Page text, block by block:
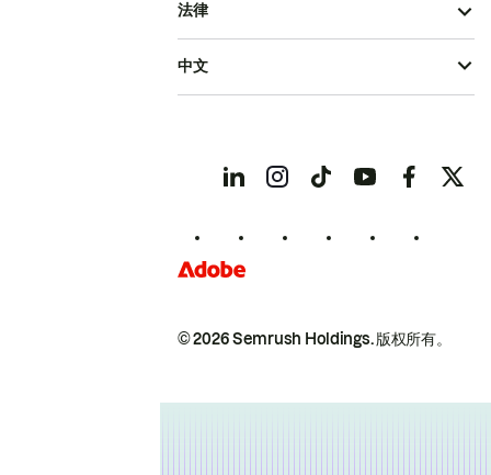
© 2026 Semrush Holdings.版权所有。
法律
中文